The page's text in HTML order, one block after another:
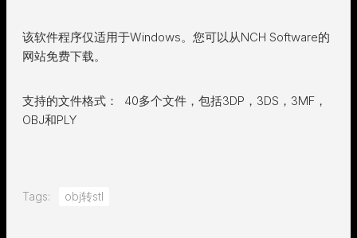
该软件程序仅适用于Windows。您可以从NCH Software的
网站免费下载。
支持的文件格式： 40多个文件，包括3DP，3DS，3MF，
OBJ和PLY
Tags: obj转stl